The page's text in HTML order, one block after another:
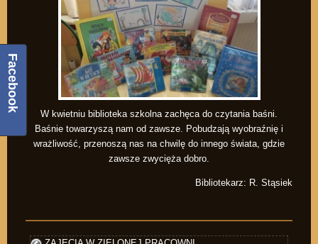
W kwietniu biblioteka szkolna zachęca do czytania baśni.
Baśnie towarzyszą nam od zawsze. Pobudzają wyobraźnię i
wrażliwość, przenoszą nas na chwilę do innego świata, gdzie
zawsze zwycięża dobro.
Bibliotekarz: R. Stąsiek
Facebook